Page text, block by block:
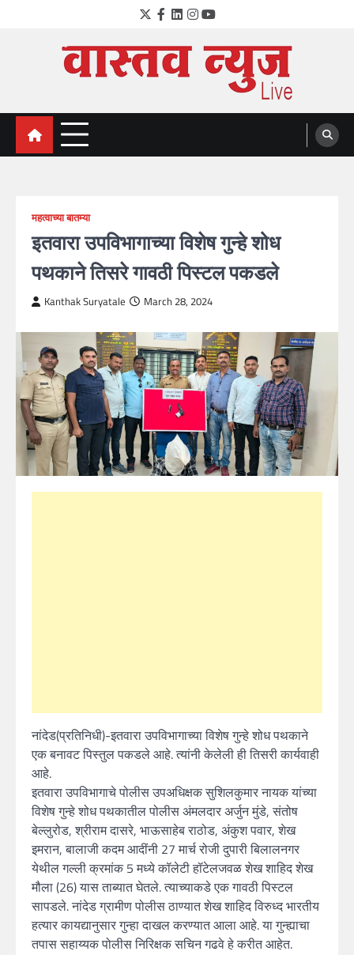
Twitter
Facebook
LinkedIn
Instagram
YouTube
VastavNEWSLive.com
a leading NEWS portal of Maharahstra
महत्वाच्या बातम्या
इतवारा उपविभागाच्या विशेष गुन्हे शोध
पथकाने तिसरे गावठी पिस्टल पकडले
Kanthak Suryatale March 28, 2024
नांदेड(प्रतिनिधी)-इतवारा उपविभागाच्या विशेष गुन्हे शोध पथकाने
एक बनावट पिस्तुल पकडले आहे. त्यांनी केलेली ही तिसरी कार्यवाही
आहे.
इतवारा उपविभागाचे पोलीस उपअधिक्षक सुशिलकुमार नायक यांच्या
विशेष गुन्हे शोध पथकातील पोलीस अंमलदार अर्जुन मुंडे, संतोष
बेल्लुरोड, श्रीराम दासरे, भाऊसाहेब राठोड, अंकुश पवार, शेख
इमरान, बालाजी कदम आदींनी 27 मार्च रोजी दुपारी बिलालनगर
येथील गल्ली क्रमांक 5 मध्ये कॉलेटी हॉटेलजवळ शेख शाहिद शेख
मौला (26) यास ताब्यात घेतले. त्याच्याकडे एक गावठी पिस्टल
सापडले. नांदेड ग्रामीण पोलीस ठाण्यात शेख शाहिद विरुध्द भारतीय
हत्यार कायद्यानुसार गुन्हा दाखल करण्यात आला आहे. या गुन्ह्याचा
तपास सहाय्यक पोलीस निरिक्षक सचिन गढवे हे करीत आहेत.